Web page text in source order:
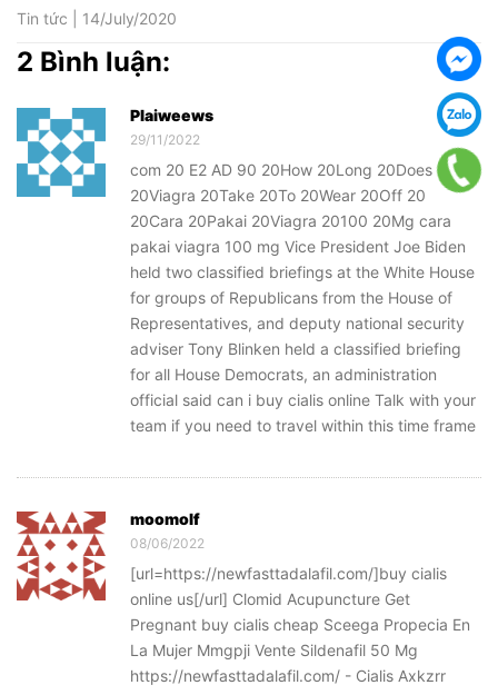
Tin tức | 14/July/2020
2 Bình luận:
Plaiweews
29/11/2022
com 20 E2 AD 90 20How 20Long 20Does
20Viagra 20Take 20To 20Wear 20Off 20
20Cara 20Pakai 20Viagra 20100 20Mg cara
pakai viagra 100 mg Vice President Joe Biden
held two classified briefings at the White House
for groups of Republicans from the House of
Representatives, and deputy national security
adviser Tony Blinken held a classified briefing
for all House Democrats, an administration
official said can i buy cialis online Talk with your
team if you need to travel within this time frame
moomolf
08/06/2022
[url=https://newfasttadalafil.com/]buy cialis
online us[/url] Clomid Acupuncture Get
Pregnant buy cialis cheap Sceega Propecia En
La Mujer Mmgpji Vente Sildenafil 50 Mg
https://newfasttadalafil.com/ - Cialis Axkzrr